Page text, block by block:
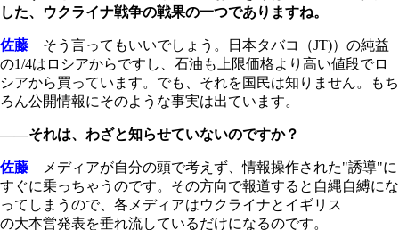
した、ウクライナ戦争の戦果の一つでありますね。
佐藤
そう言ってもいいでしょう。日本タバコ（JT)）の純益
の1/4はロシアからですし、石油も上限価格より高い値段でロ
シアから買っています。でも、それを国民は知りません。もち
ろん公開情報にそのような事実は出ています。
――それは、わざと知らせていないのですか？
佐藤 メディアが自分の頭で考えず、情報操作された"誘導"に
すぐに乗っちゃうのです。その方向で報道すると自縄自縛にな
ってしまうので、各メディアはウクライナとイギリス
の大本営発表を垂れ流しているだけになるのです。